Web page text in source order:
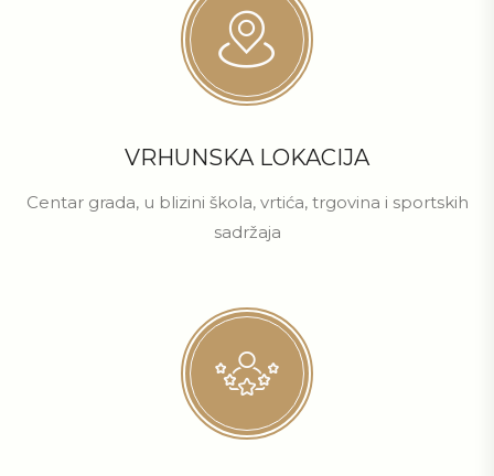
VRHUNSKA LOKACIJA
Centar grada, u blizini škola, vrtića, trgovina i sportskih
sadržaja